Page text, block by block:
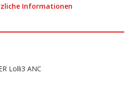
Informationen
Lolli3 ANC